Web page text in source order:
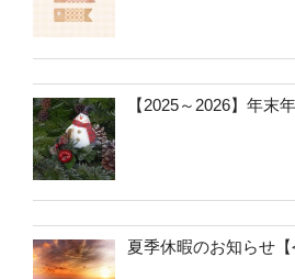
【2025～2026】年末
夏季休暇のお知らせ【